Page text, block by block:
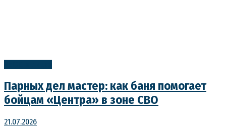
Парных дел мастер: как баня помогает
бойцам «Центра» в зоне СВО
21.07.2026